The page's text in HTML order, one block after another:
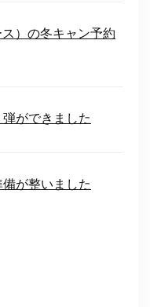
）の冬キャン予約
ができました
が整いました